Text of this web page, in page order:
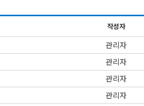
작성자
관리자
관리자
관리자
관리자